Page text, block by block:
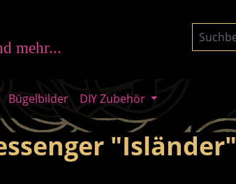
Bügelbilder DIY Zubehör
"Isländer"